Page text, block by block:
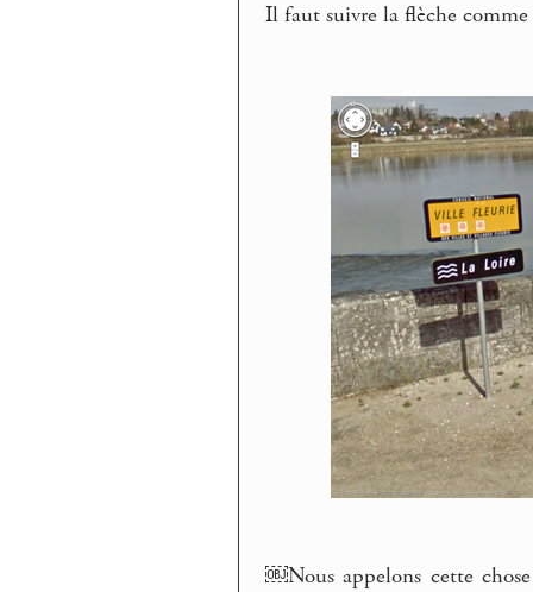
Il faut suivre la flèche comme
￼Nous appelons cette